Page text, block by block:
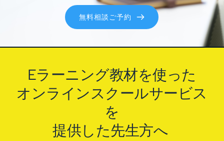
無料相談ご予約
Eラーニング教材を使った
オンラインスクールサービス
を
提供した先生方へ